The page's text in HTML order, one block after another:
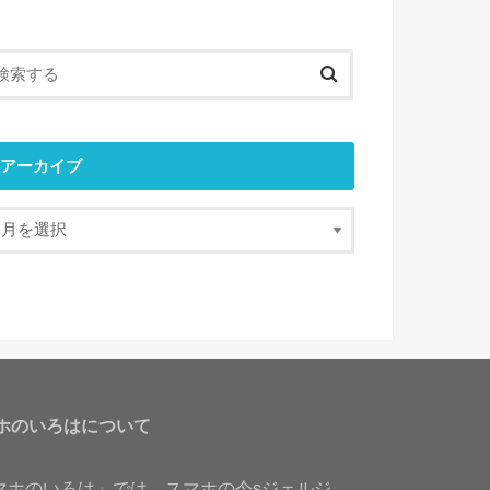
アーカイブ
のいろはについて